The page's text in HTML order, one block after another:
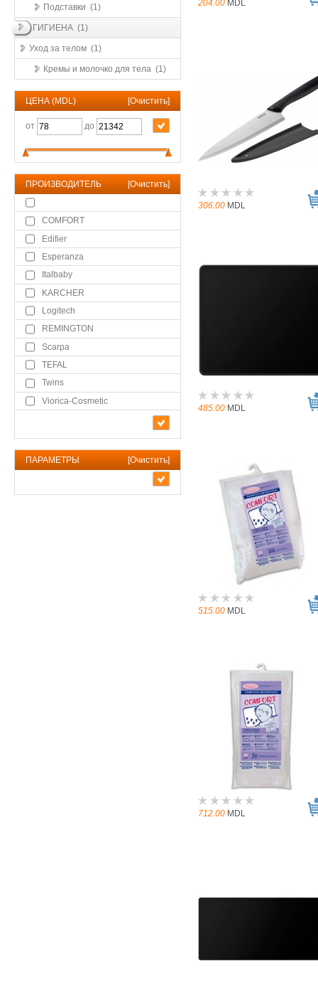
Подставки (1)
ГИГИЕНА (1)
Уход за телом (1)
Кремы и молочко для тела (1)
ЦЕНА (MDL) [Очистить]
от до
ПРОИЗВОДИТЕЛЬ [Очистить]
COMFORT
Edifier
Esperanza
Italbaby
KARCHER
Logitech
REMINGTON
Scarpa
TEFAL
Twins
Viorica-Cosmetic
ПАРАМЕТРЫ [Очистить]
204.00 MDL
306.00 MDL
485.00 MDL
515.00 MDL
712.00 MDL